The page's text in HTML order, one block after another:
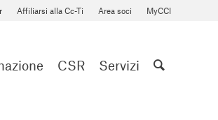
Affiliarsi alla Cc-Ti Area soci MyCCI
CSR Servizi